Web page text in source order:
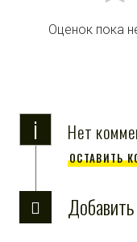
Оценок пока
i Нет
ОСТАВИТЬ